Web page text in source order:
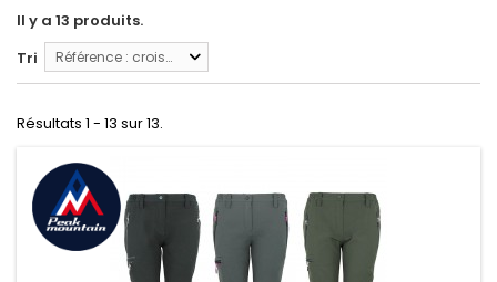
Il y a 13 produits.
Tri
Référence : croissante
Résultats 1 - 13 sur 13.